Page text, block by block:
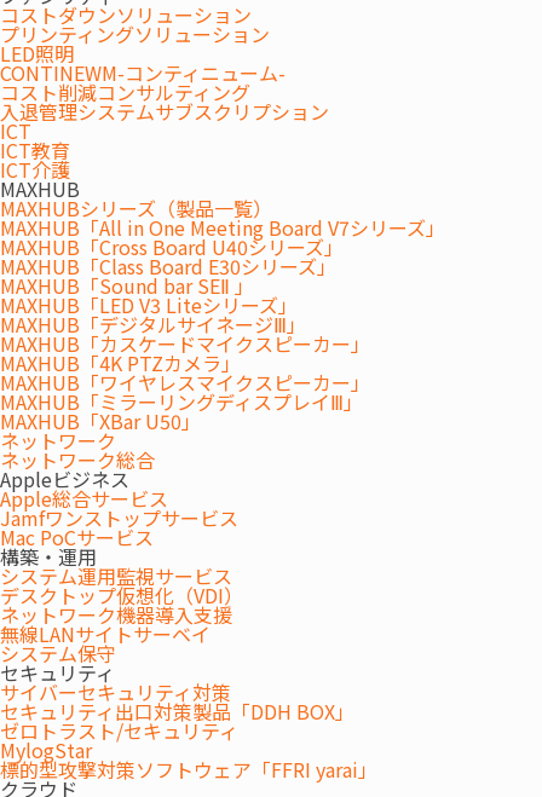
コストダウンソリューション
プリンティングソリューション
LED照明
CONTINEWM-コンティニューム-
コスト削減コンサルティング
入退管理システムサブスクリプション
ICT
ICT教育
ICT介護
MAXHUB
MAXHUBシリーズ（製品一覧）
MAXHUB「All in One Meeting Board V7シリーズ」
MAXHUB「Cross Board U40シリーズ」
MAXHUB「Class Board E30シリーズ」
MAXHUB「Sound bar SEⅡ 」
MAXHUB「LED V3 Liteシリーズ」
MAXHUB「デジタルサイネージⅢ」
MAXHUB「カスケードマイクスピーカー」
MAXHUB「4K PTZカメラ」
MAXHUB「ワイヤレスマイクスピーカー」
MAXHUB「ミラーリングディスプレイⅢ」
MAXHUB「XBar U50」
ネットワーク
ネットワーク総合
Appleビジネス
Apple総合サービス
Jamfワンストップサービス
Mac PoCサービス
構築・運用
システム運用監視サービス
デスクトップ仮想化（VDI）
ネットワーク機器導入支援
無線LANサイトサーベイ
システム保守
セキュリティ
サイバーセキュリティ対策
セキュリティ出口対策製品「DDH BOX」
ゼロトラスト/セキュリティ
MylogStar
標的型攻撃対策ソフトウェア「FFRI yarai」
クラウド
MAXHUB「XBar U50」
中規模会議室に最適！AI搭載カメラ・マイク・スピーカ
ー一体型デバイス
特長
FEATURES
AIが参加者をリアルタイムで分析
AIを搭載したカメラ・マイク・スピーカーが、参加者
の動きや声、表情をリアルタイムで分析し、会話の流
れまで伝わる最適な映像と音声を自動で提供します。
外部機器を個別に接続すると設定が複雑になり、映像